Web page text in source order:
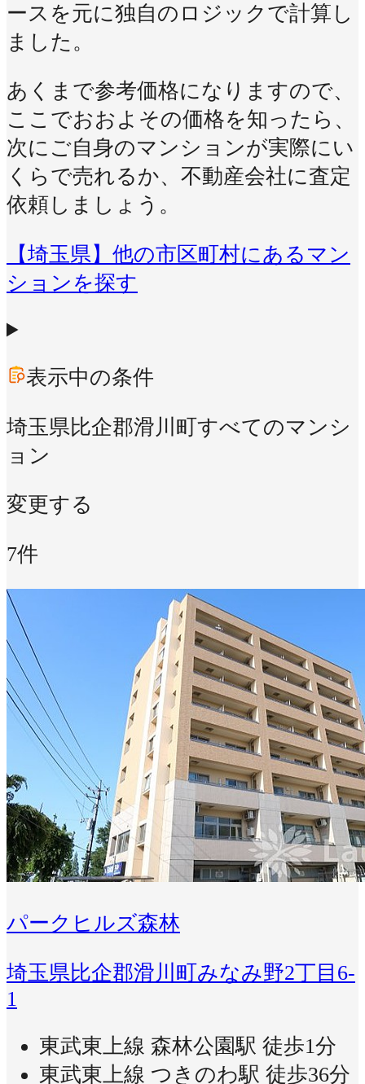
ースを元に独自のロジックで計算し
ました。
あくまで参考価格になりますので、
ここでおおよその価格を知ったら、
次にご自身のマンションが実際にい
くらで売れるか、不動産会社に査定
依頼しましょう。
【埼玉県】他の市区町村にあるマン
ションを探す
表示中の条件
埼玉県比企郡滑川町すべてのマンシ
ョン
変更する
7件
パークヒルズ森林
埼玉県比企郡滑川町みなみ野2丁目6-
1
東武東上線 森林公園駅 徒歩1分
東武東上線 つきのわ駅 徒歩36分